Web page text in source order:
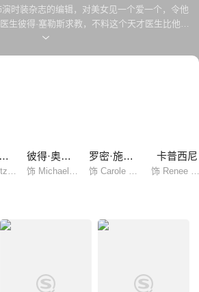
演时装杂志的编辑，对美女见一个爱一个，令他
生彼得·塞勒斯求教，不料这个天才医生比他还
又从中搞局，使他跟未婚妻罗密·施奈德之间的
过于无往不利的男人却又一个劲地想对未婚妻
彼得·塞勒斯 彼得·奥图尔 罗密·施奈德 卡普西尼